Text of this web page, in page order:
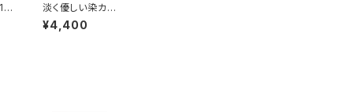
淡く優しい染カ
ーネーショング
ラデーションが
¥4,400